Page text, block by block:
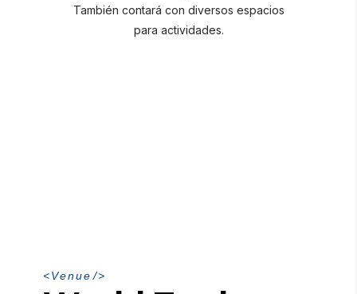
También contará con diversos espacios
para actividades.
Venue